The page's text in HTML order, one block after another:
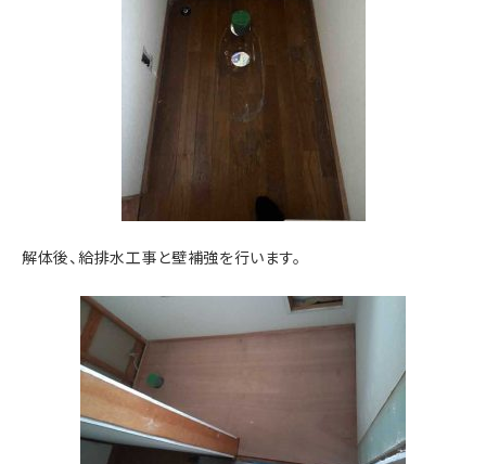
解体後、給排水工事と壁補強を行います。